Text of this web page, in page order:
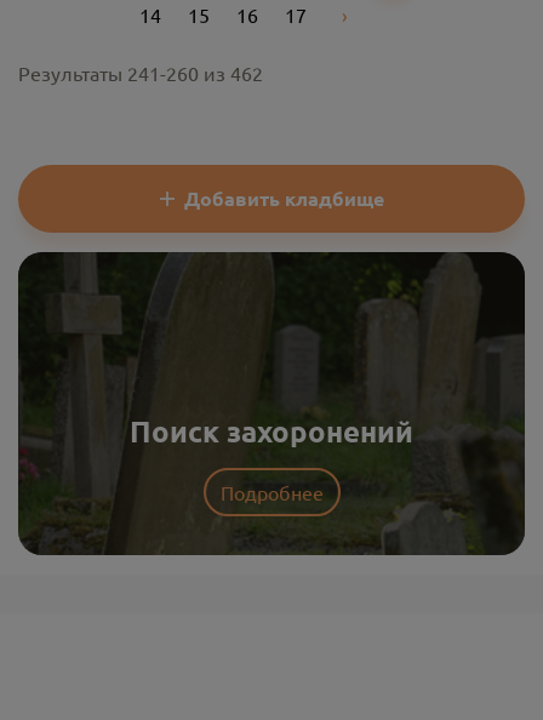
14
15 16 17 ›Next
Результаты 241-260 из 462
Добавить кладбище
Поиск захоронений
Подробнее